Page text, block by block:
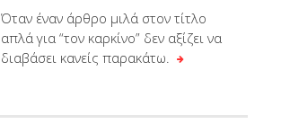
Όταν έναν άρθρο μιλά στον τίτλο
απλά για “τον καρκίνο” δεν αξίζει να
διαβάσει κανείς παρακάτω.